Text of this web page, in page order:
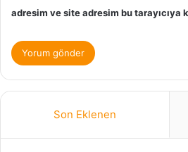
adresim ve site adresim bu tarayıcıya
Son Eklenen